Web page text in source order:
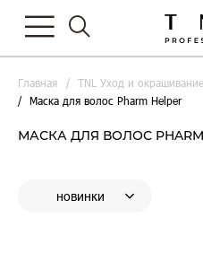
Главная TNL Уход и
Маска для волос Pharm Helper
МАСКА ДЛЯ ВОЛОС PHARM